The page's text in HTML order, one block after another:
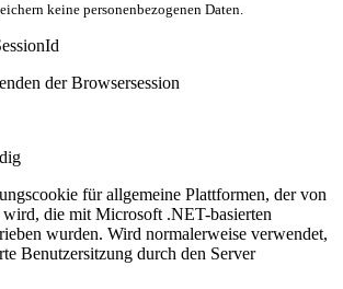
keine personenbezogenen Daten.
der Browsersession
für allgemeine Plattformen, der von
wird, die mit Microsoft .NET-basierten
wurden. Wird normalerweise verwendet,
Benutzersitzung durch den Server